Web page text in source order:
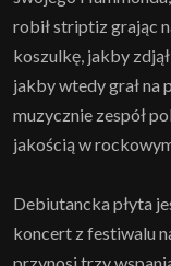
robił striptiz grając
koszulkę, jakby
jakby wtedy grał na
muzycznie zespół
jakością w
Debiutancka płyta
koncert z festiwalu